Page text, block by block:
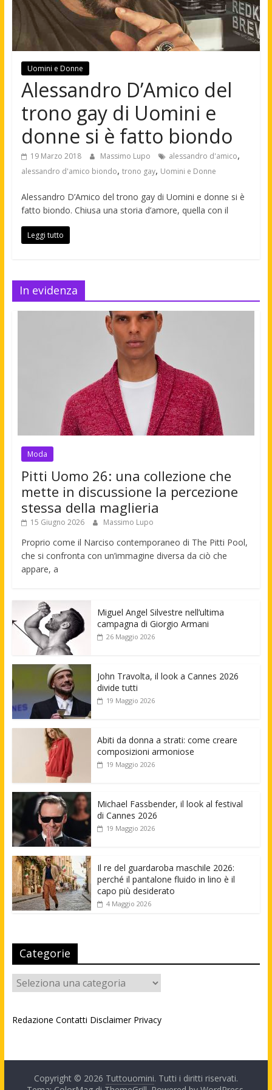
Uomini e Donne
Alessandro D’Amico del
trono gay di Uomini e
donne si è fatto biondo
19 Marzo 2018 Massimo Lupo alessandro d'amico,
alessandro d'amico biondo, trono gay, Uomini e Donne
Alessandro D’Amico del trono gay di Uomini e donne si è
fatto biondo. Chiusa una storia d’amore, quella con il
Leggi tutto
In evidenza
Moda
Pitti Uomo 26: una collezione che
mette in discussione la percezione
stessa della maglieria
15 Giugno 2026 Massimo Lupo
Proprio come il Narciso contemporaneo di The Pitti Pool,
che si confronta con un’immagine diversa da ciò che
appare, a
Miguel Angel Silvestre nell’ultima
campagna di Giorgio Armani
26 Maggio 2026
John Travolta, il look a Cannes 2026
divide tutti
19 Maggio 2026
Abiti da donna a strati: come creare
composizioni armoniose
19 Maggio 2026
Michael Fassbender, il look al festival
di Cannes 2026
19 Maggio 2026
Il re del guardaroba maschile 2026:
perché il pantalone fluido in lino è il
capo più desiderato
4 Maggio 2026
Categorie
Categorie
Redazione Contatti Disclaimer Privacy
Copyright © 2026 Tuttouomini. Tutti i diritti riservati.